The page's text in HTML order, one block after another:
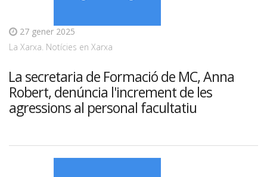
27 gener 2025
La Xarxa. Notícies en Xarxa
La secretaria de Formació de MC, Anna
Robert, denúncia l'increment de les
agressions al personal facultatiu